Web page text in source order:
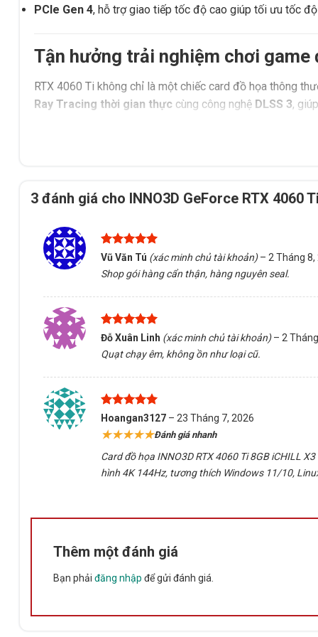
PCIe Gen 4, hỗ trợ giao tiếp tốc độ cao giúp tối ưu tốc
Tận hưởng trải nghiệm chơi game
RTX 4060 Ti không chỉ là một chiếc card đồ họa thông
Ray Tracing thời gian thực cùng công nghệ DLSS 3,
,
: DLSS 3 sử dụng AI để
Hỗ trợ công nghệ NVIDIA Reflex, giúp giảm độ trễ hệ
Thiết kế cao cấp với tản nhiệt
INNO3D RTX 4060 Ti 8GB iCHILL X3 WHITE không chỉ
tông màu trắngcùng hệ thống
Hệ thống tản nhiệt iCHILL X3 với 3 quạt làm mát lớn
Hỗ trợ đa nền tảng và kết nối mạnh
RTX 4060 Ti iCHILL X3 WHITE hỗ trợ đầy đủ các công
: Windows 11/10, Linux,
Premiere, Blender,…
Thông số kỹ thuật chi tiết
THÔNG SỐ
CHI
3 đánh giá cho INNO3D GeForce RTX 4060
Được xếp
hạng
5
sao
Vũ Văn Tú (xác minh chủ tài khoản) – 2 Tháng 8,
Shop gói hàng cẩn thận, hàng nguyên seal.
Được xếp
5
sao
Đỗ Xuân Linh (xác minh chủ tài khoản) – 2
Quạt chạy êm, không ồn như loại cũ.
Được xếp
hạng5
5
sao
Hoangan3127 – 23 Tháng 7, 2026
★★★★★Đánh giá nhanh
Card đồ họa INNO3D RTX 4060 Ti 8GB iCHILL
hình 4K 144Hz, tương thích Windows 11/10,
Thêm một đánh giá
Bạn phải đăng nhập để gửi đánh giá.